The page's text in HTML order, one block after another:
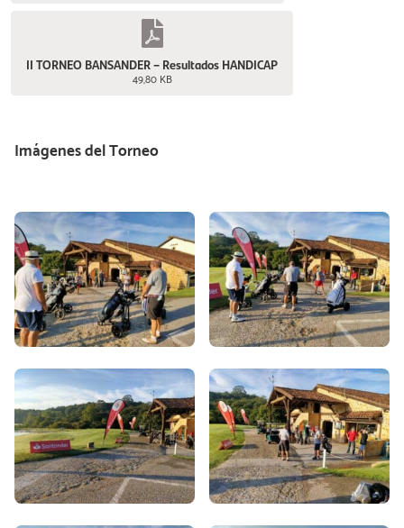
II TORNEO BANSANDER – Resultados HANDICAP
49,80 KB
Imágenes del Torneo